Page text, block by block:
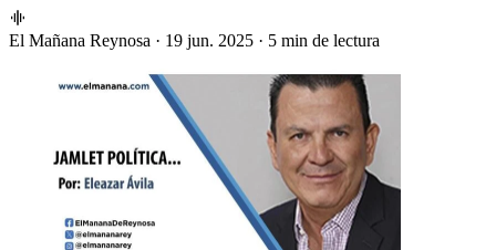
El Mañana Reynosa · 19 jun. 2025 · 5 min de lectura